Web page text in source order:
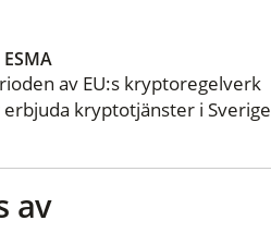
ESMA
av EU:s kryptoregelverk
kryptotjänster i Sverige
av